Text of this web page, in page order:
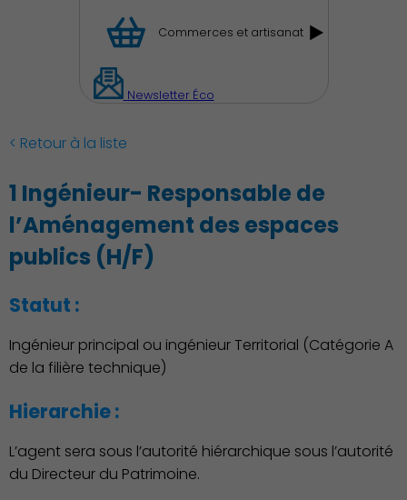
Commerces et artisanat
Newsletter Éco
< Retour à la liste
1 Ingénieur- Responsable de
l’Aménagement des espaces
publics (H/F)
Statut :
Ingénieur principal ou ingénieur Territorial (Catégorie A
de la filière technique)
Hierarchie :
L’agent sera sous l’autorité hiérarchique sous l’autorité
du Directeur du Patrimoine.